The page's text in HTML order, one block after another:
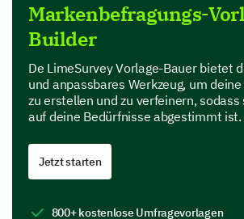
Zuverlässigkeit
Bitte bewerten Sie die folgenden
Eigenschaften unserer Marke.
Produktqualität
Markenbefragungs-
Builder
De LimeSurvey Vorlage-Bauer bietet
und anpassbares Werkzeug, um
zu erstellen und zu verfeinern, sodass
auf deine Bedürfnisse abgestimmt ist.
Jetzt starten
800+ kostenlose Umfragevorlagen